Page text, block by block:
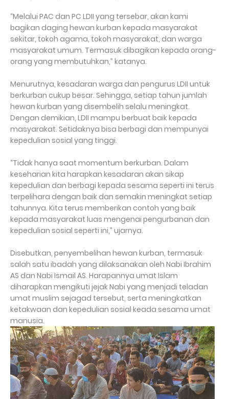
“Melalui PAC dan PC LDII yang tersebar, akan kami
bagikan daging hewan kurban kepada masyarakat
sekitar, tokoh agama, tokoh masyarakat, dan warga
masyarakat umum. Termasuk dibagikan kepada orang-
orang yang membutuhkan,” katanya.
Menurutnya, kesadaran warga dan pengurus LDII untuk
berkurban cukup besar. Sehingga, setiap tahun jumlah
hewan kurban yang disembelih selalu meningkat.
Dengan demikian, LDII mampu berbuat baik kepada
masyarakat. Setidaknya bisa berbagi dan mempunyai
kepedulian sosial yang tinggi.
“Tidak hanya saat momentum berkurban. Dalam
keseharian kita harapkan kesadaran akan sikap
kepedulian dan berbagi kepada sesama seperti ini terus
terpelihara dengan baik dan semakin meningkat setiap
tahunnya. Kita terus memberikan contoh yang baik
kepada masyarakat luas mengenai pengurbanan dan
kepedulian sosial seperti ini,” ujarnya.
Disebutkan, penyembelihan hewan kurban, termasuk
salah satu ibadah yang dilaksanakan oleh Nabi Ibrahim
AS dan Nabi Ismail AS. Harapannya umat Islam
diharapkan mengikuti jejak Nabi yang menjadi teladan
umat muslim sejagad tersebut, serta meningkatkan
ketakwaan dan kepedulian sosial keada sesama umat
manusia.